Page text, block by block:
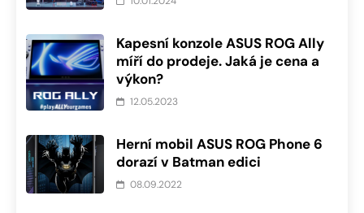
Kapesní konzole ASUS ROG Ally
míří do prodeje. Jaká je cena a
výkon?
12.05.2023
Herní mobil ASUS ROG Phone 6
dorazí v Batman edici
08.09.2022